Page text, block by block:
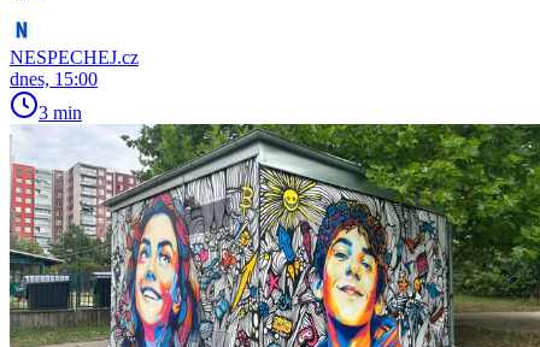
NESPECHEJ.cz
dnes, 15:00
3 min